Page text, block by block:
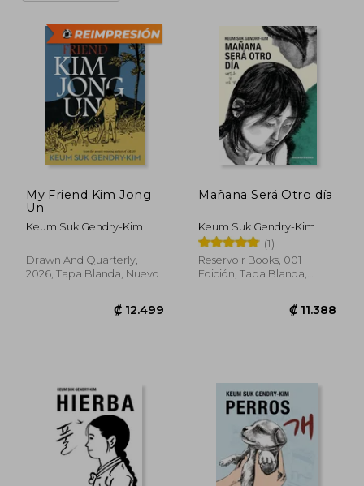
My Friend Kim Jong
Un
Keum Suk Gendry-Kim
Drawn And Quarterly,
2026, Tapa Blanda, Nuevo
₡ 12.499
Mañana Será Otro día
Keum Suk Gendry-Kim
(1)
Reservoir Books, 001
Edición, Tapa Blanda,